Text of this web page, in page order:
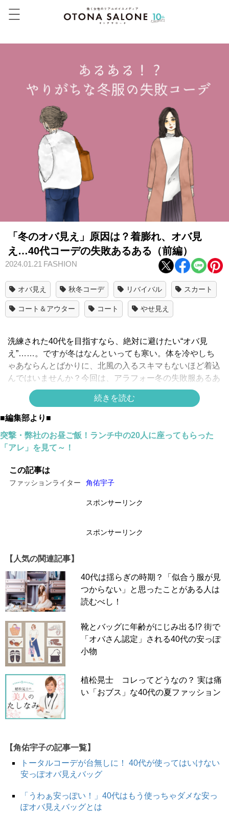
「冬のオバ見え」原因は？着膨れ、オバ見
え…40代コーデの失敗あるある（前編）
2024.01.21 FASHION
オバ見え 秋冬コーデ リバイバル スカート
コート＆アウター コート やせ見え
洗練された40代を目指すなら、絶対に避けたい“オバ見
え”……。ですが冬はなんといっても寒い。体を冷やしち
ゃあならんとばかりに、北風の入るスキマもないほど着込
んではいませんか？今回は、アラフォー冬の失敗服あるあ
るを紹介します。
オカンの後ろ姿やで……ボアジャケット
巷で人気のボアジャケット。女はいつだってフワフワ、フ
ワフワしたものが好きなんです。
それにボアジャケットはかつて流行したお嬢ルックさなが
らのファーコートと違って甘く見えすぎないところが良い
ですよね。なんていったってデニムとも合わせやすい。着
回しが効く。トレンドのニットワンピと合わせれば、ほら
今っぽいコーデ。
続きを読む
■編集部より■
突撃・弊社のお昼ご飯！ランチ中の20人に座ってもらった
「アレ」を見て～！
この記事は
ファッションライター 角佑宇子
スポンサーリンク
スポンサーリンク
【人気の関連記事】
40代は揺らぎの時期？「似合う服が見
つからない」と思ったことがある人は
読むべし！
靴とバッグに年齢がにじみ出る!? 街で
「オバさん認定」される40代の安っぽ
小物
植松晃士 コレってどうなの？ 実は痛
い「おブス」な40代の夏ファッション
【角佑宇子の記事一覧】
トータルコーデが台無しに！ 40代が使ってはいけない
安っぽオバ見えバッグ
「うわぁ安っぽい！」40代はもう使っちゃダメな安っ
ぽオバ見えバッグとは